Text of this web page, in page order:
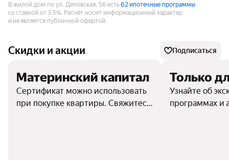
В жилой дом по ул. Деповская, 56 есть62 ипотечные программы
со ставкой от 3.5%. Расчёт носит информационный характер
и не является публичной офертой.
Скидки и акции Подписаться
Материнский капитал
Сертификат можно использовать
при покупке квартиры. Свяжитесь
Только
Узнайте об
программах и